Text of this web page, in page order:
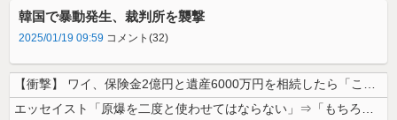
韓国で暴動発生、裁判所を襲撃
2025/01/19 09:59 コメント(32)
【衝撃】 ワイ、保険金2億円と遺産6000万円を相続したら「こう」なっ...
エッセイスト「原爆を二度と使わせてはならない」⇒「もちろん中国の核も非...